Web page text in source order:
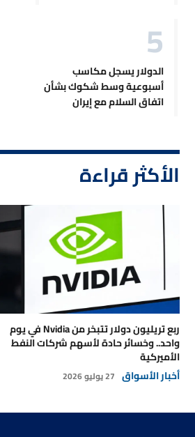
الدولار يسجل مكاسب
أسبوعية وسط شكوك بشأن
اتفاق السلام مع إيران
الأكثر قراءة
ربع تريليون دولار تتبخر من Nvidia في يوم
واحد.. وخسائر حادة لأسهم شركات النفط
الأميركية
أخبار الأسواق 27 يوليو 2026